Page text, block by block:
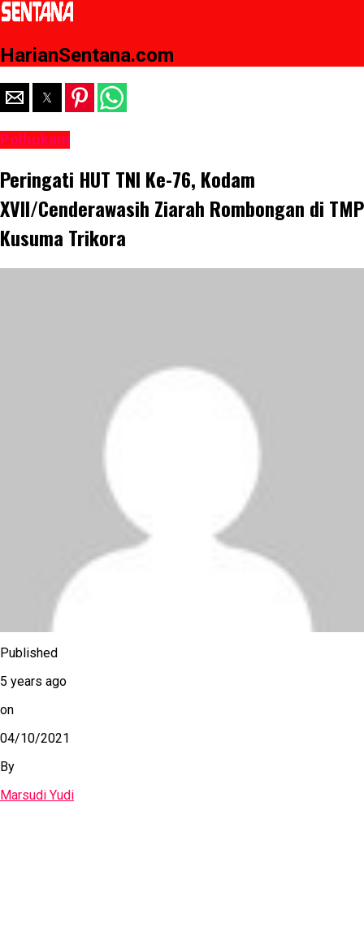
HarianSentana.com
Polhukam
Peringati HUT TNI Ke-76, Kodam
XVII/Cenderawasih Ziarah Rombongan di TMP
Kusuma Trikora
Published
5 years ago
on
04/10/2021
By
Marsudi Yudi